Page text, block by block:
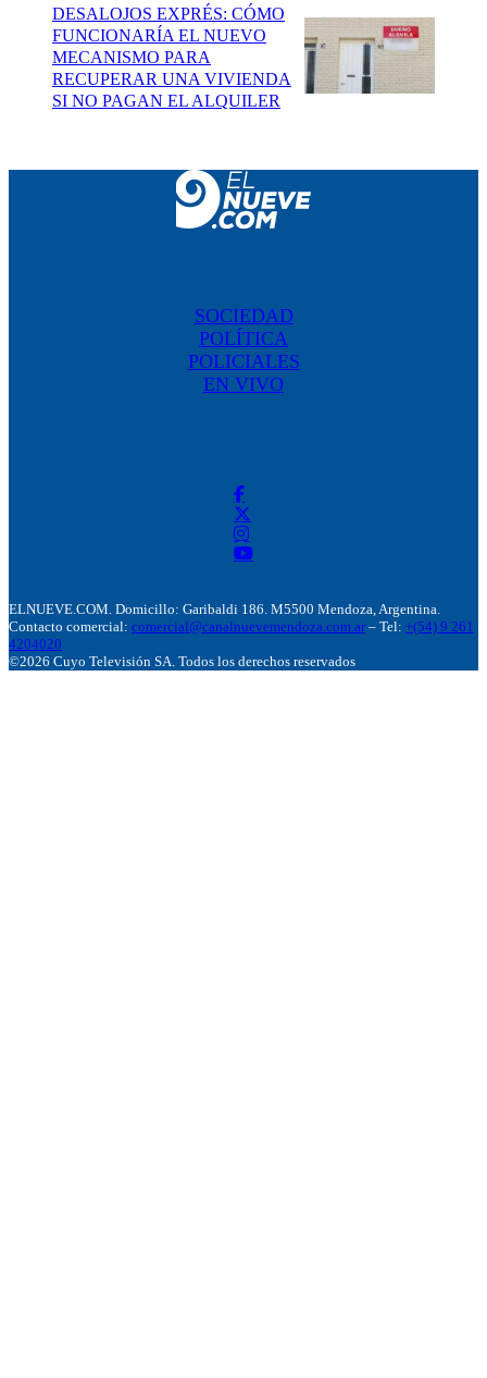
DESALOJOS EXPRÉS: CÓMO
FUNCIONARÍA EL NUEVO
MECANISMO PARA
RECUPERAR UNA VIVIENDA
SI NO PAGAN EL ALQUILER
SOCIEDAD
POLÍTICA
POLICIALES
EN VIVO
ELNUEVE.COM. Domicillo: Garibaldi 186. M5500 Mendoza, Argentina.
Contacto comercial: comercial@canalnuevemendoza.com.ar – Tel: +(54) 9 261
4204020
©2026 Cuyo Televisión SA. Todos los derechos reservados